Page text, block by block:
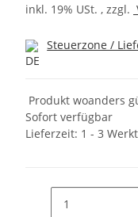
inkl. 19% USt. , zzgl.
Steuerzone /
Produkt woanders
Sofort verfügbar
Lieferzeit: 1 - 3